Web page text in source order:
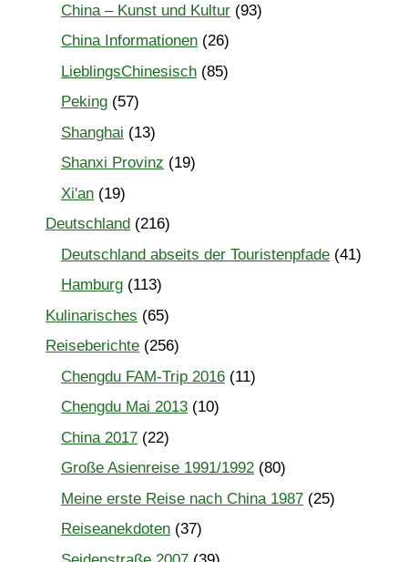
China – Kunst und Kultur (93)
China Informationen (26)
LieblingsChinesisch (85)
Peking (57)
Shanghai (13)
Shanxi Provinz (19)
Xi'an (19)
Deutschland (216)
Deutschland abseits der Touristenpfade (41)
Hamburg (113)
Kulinarisches (65)
Reiseberichte (256)
Chengdu FAM-Trip 2016 (11)
Chengdu Mai 2013 (10)
China 2017 (22)
Große Asienreise 1991/1992 (80)
Meine erste Reise nach China 1987 (25)
Reiseanekdoten (37)